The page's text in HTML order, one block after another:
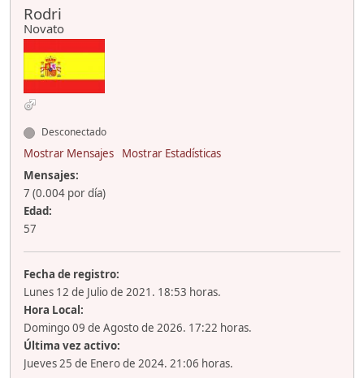
Rodri
Novato
Desconectado
Mostrar Mensajes
Mostrar Estadísticas
Mensajes:
7 (0.004 por día)
Edad:
57
Fecha de registro:
Lunes 12 de Julio de 2021. 18:53 horas.
Hora Local:
Domingo 09 de Agosto de 2026. 17:22 horas.
Última vez activo:
Jueves 25 de Enero de 2024. 21:06 horas.